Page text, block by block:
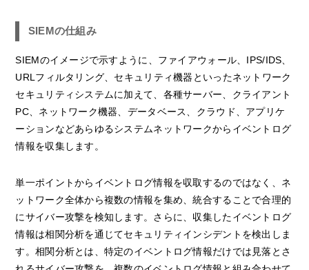
SIEMの仕組み
SIEMのイメージで示すように、ファイアウォール、IPS/IDS、
URLフィルタリング、セキュリティ機器といったネットワーク
セキュリティシステムに加えて、各種サーバー、クライアント
PC、ネットワーク機器、データベース、クラウド、アプリケ
ーションなどあらゆるシステムネットワークからイベントログ
情報を収集します。
単一ポイントからイベントログ情報を収取するのではなく、ネ
ットワーク全体から複数の情報を集め、統合することで合理的
にサイバー攻撃を検知します。さらに、収集したイベントログ
情報は相関分析を通じてセキュリティインシデントを検出しま
す。相関分析とは、特定のイベントログ情報だけでは見落とさ